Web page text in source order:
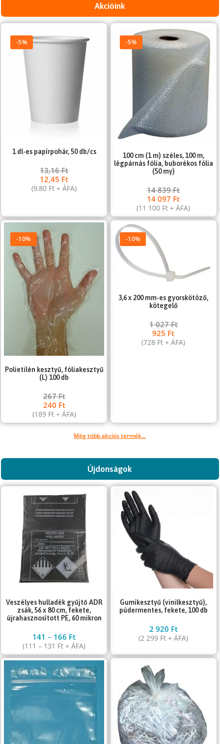
Akcióink
-5%
1 dl-es papírpohár, 50 db/cs
13,16Ft
12,45 Ft
(9,80 Ft + ÁFA)
-5%
100 cm (1 m) széles, 100 m,
légpárnás fólia, buborékos fólia
(50 my)
14 839Ft
14 097 Ft
(11 100 Ft + ÁFA)
-10%
Polietilén kesztyű, fóliakesztyű
(L) 100 db
267Ft
240 Ft
(189 Ft+ ÁFA)
-10%
3,6 x 200 mm-es gyorskötöző,
kötegelő
1 027Ft
925 Ft
(728 Ft + ÁFA)
Még több akciós termék...
Újdonságok
Veszélyes hulladék gyűjtő ADR
zsák, 56 x 80 cm, fekete,
újrahasznosított PE, 60 mikron
141– 166 Ft
(111– 131 Ft + ÁFA)
Gumikesztyű (vinilkesztyű),
púdermentes, fekete, 100 db
2 920 Ft
(2 299 Ft + ÁFA)